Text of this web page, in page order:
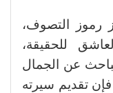
رموز التصوف،
للحقيقة،
عن الجمال
تقديم سيرته